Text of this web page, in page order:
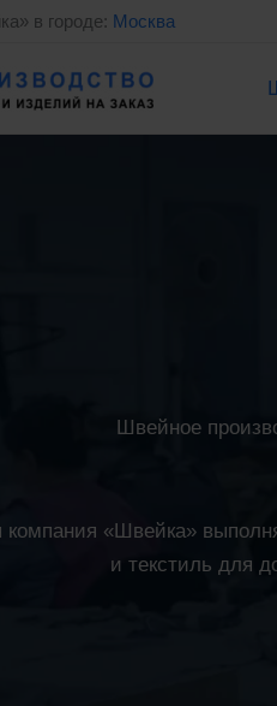
в городе: Москва
Швейное
«Швейка»
и текстиль для